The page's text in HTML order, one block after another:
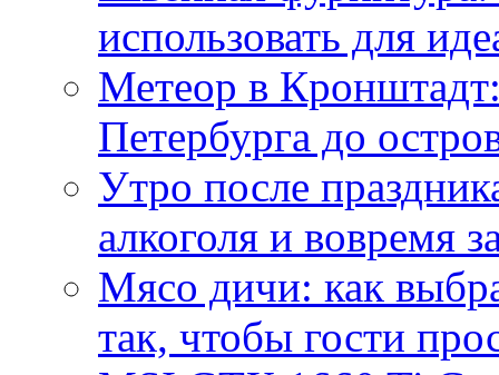
использовать для
Метеор в
Петербурга до
Утро после
алкоголя и вовремя
Мясо дичи: как
так, чтобы гости